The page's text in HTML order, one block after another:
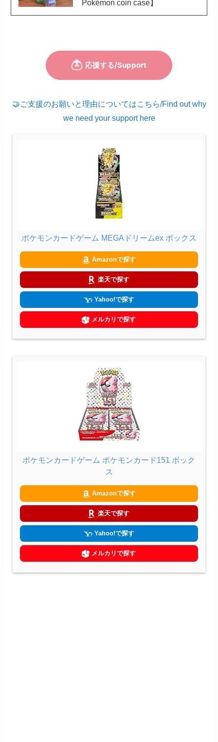
Pokémon coin case】
🤝ご支援のお願いと理由についてはこちら/Find out why
we need your support here
ポケモンカードゲーム MEGAドリームex ボックス
Amazonで探す
楽天で探す
Yahoo!で探す
メルカリで探す
ポケモンカードゲーム ポケモンカード151 ボック
ス
Amazonで探す
楽天で探す
Yahoo!で探す
メルカリで探す